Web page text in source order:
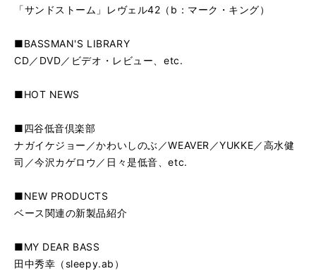
「サンドストーム」レヴェル42（b：マーク・キング）
■BASSMAN'S LIBRARY
CD／DVD／ビデオ・レビュー、etc.
■HOT NEWS
■四谷低音倶楽部
ナガイケジョー／かわいしのぶ／WEAVER／YUKKE／高水健
司／今沢カゲロウ／日々是低音、etc.
■NEW PRODUCTS
ベース関連の新製品紹介
■MY DEAR BASS
田中秀幸（sleepy.ab）